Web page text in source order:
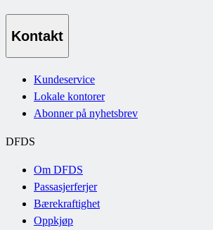
Kontakt
Kundeservice
Lokale kontorer
Abonner på nyhetsbrev
DFDS
Om DFDS
Passasjerferjer
Bærekraftighet
Oppkjøp